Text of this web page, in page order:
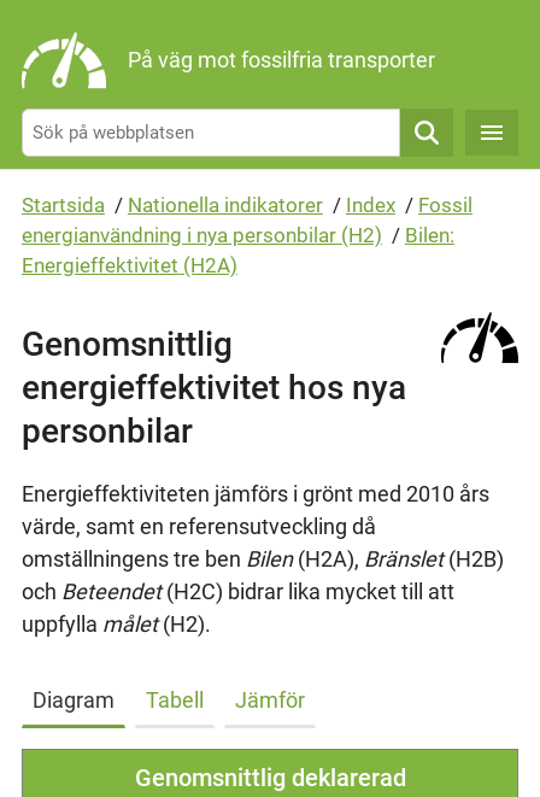
På väg mot fossilfria transporter
Sök
Startsida / Nationella indikatorer / Index / Fossil
energianvändning i nya personbilar (H2) / Bilen:
Energieffektivitet (H2A)
Genomsnittlig
energieffektivitet hos nya
personbilar
Energieffektiviteten jämförs i grönt med 2010 års
värde, samt en referensutveckling då
omställningens tre ben Bilen(H2A), Bränslet(H2B)
och Beteendet(H2C) bidrar lika mycket till att
uppfylla målet(H2).
Diagram Tabell Jämför
Genomsnittlig deklarerad